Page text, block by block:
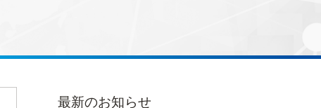
最新のお知らせ